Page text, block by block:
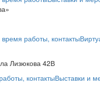
работы, контакты
Лизюкова 42В
контактыВыставки и